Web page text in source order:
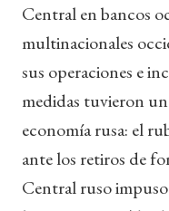
Central en bancos
multinacionales
sus operaciones e
medidas tuvieron
economía rusa: el
ante los retiros de
Central ruso